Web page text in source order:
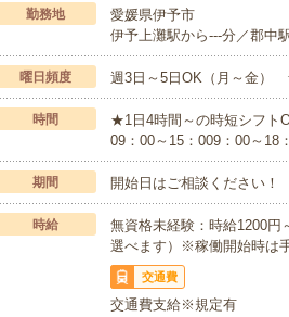
勤務地
愛媛県伊予市
伊予上灘駅から---分／郡中
曜日頻度 週3日～5日OK（月～金）
時間
★1日4時間～の時短シフト
09：00～15：009：00～18
期間 開始日はご相談ください
時給
無資格未経験：時給1200
選べます）※稼働開始時は
交通費
交通費支給※規定有